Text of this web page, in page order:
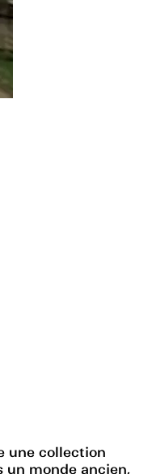
une collection
un monde ancien,